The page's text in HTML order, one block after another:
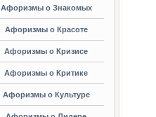
Афоризмы о Знакомых
Афоризмы о Красоте
Афоризмы о Кризисе
Афоризмы о Критике
Афоризмы о Культуре